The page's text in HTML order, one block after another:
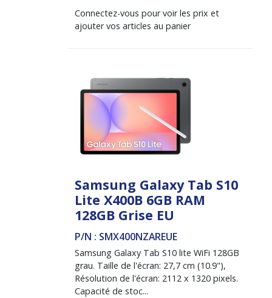
Connectez-vous pour voir les prix et
ajouter vos articles au panier
Samsung Galaxy Tab S10
Lite X400B 6GB RAM
128GB Grise EU
P/N : SMX400NZAREUE
Samsung Galaxy Tab S10 lite WiFi 128GB
grau. Taille de l'écran: 27,7 cm (10.9"),
Résolution de l'écran: 2112 x 1320 pixels.
Capacité de stoc...